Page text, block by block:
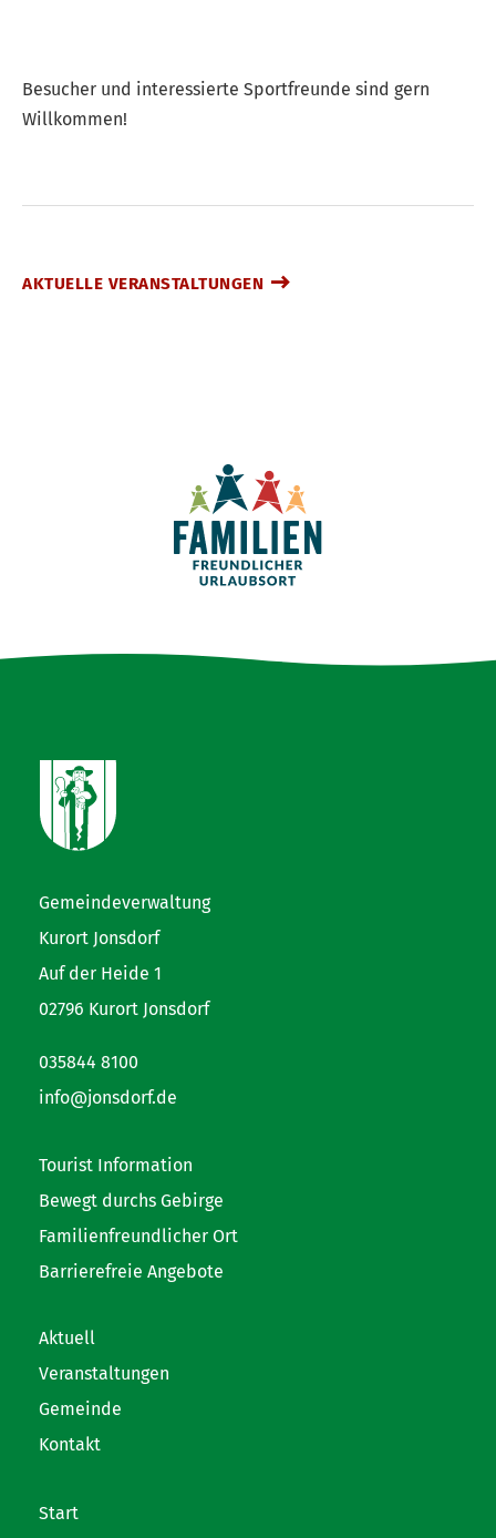
Besucher und interessierte Sportfreunde sind gern
Willkommen!
AKTUELLE VERANSTALTUNGEN
Gemeindeverwaltung
Kurort Jonsdorf
Auf der Heide 1
02796 Kurort Jonsdorf
035844 8100
info@jonsdorf.de
Tourist Information
Bewegt durchs Gebirge
Familienfreundlicher Ort
Barrierefreie Angebote
Aktuell
Veranstaltungen
Gemeinde
Kontakt
Start